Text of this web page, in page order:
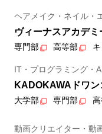
ヘアメイク・ネイル・
ヴィーナスアカデミ
専門部 高等部
IT・プログラミング・
KADOKAWAドワ
大学部 専門部
動画クリエイター・動